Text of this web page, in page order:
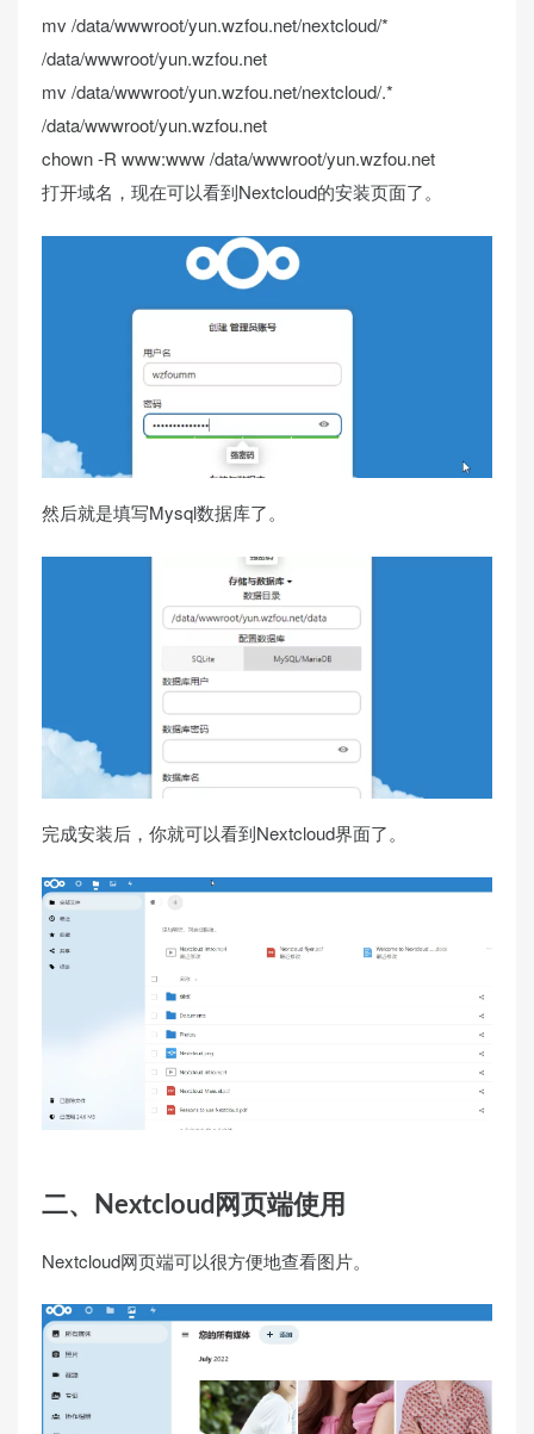
mv /data/wwwroot/yun.wzfou.net/nextcloud/*
/data/wwwroot/yun.wzfou.net
mv /data/wwwroot/yun.wzfou.net/nextcloud/.*
/data/wwwroot/yun.wzfou.net
chown -R www:www /data/wwwroot/yun.wzfou.net
打开域名，现在可以看到Nextcloud的安装页面了。
然后就是填写Mysql数据库了。
完成安装后，你就可以看到Nextcloud界面了。
二、Nextcloud网页端使用
Nextcloud网页端可以很方便地查看图片。